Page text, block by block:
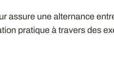
assure une alternance
pratique à travers des